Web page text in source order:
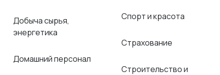
Добыча сырья,
энергетика
Домашний персонал
Спорт и красота
Страхование
Строительство и